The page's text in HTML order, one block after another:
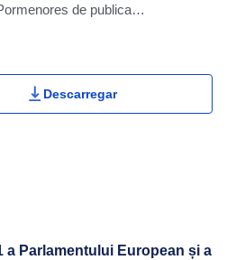
Pormenores de publicação
Portlet
Descarregar
a Parlamentului European și a